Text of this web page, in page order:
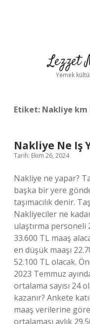
Lezzet
Yemek
Etiket: Nakliye km
Nakliye Ne Iş
Tarih: Ekim 26, 2024
Nakliye ne yapar?
başka bir yere
taşımacılık denir.
Nakliyeciler ne
ulaştırma personeli
33.600 TL maaş
en düşük maaşı
52.100 TL olacak.
2023 Temmuz
ortalama sayısı 24
kazanır? Ankete
maaş verilerine
ortalaması aylık